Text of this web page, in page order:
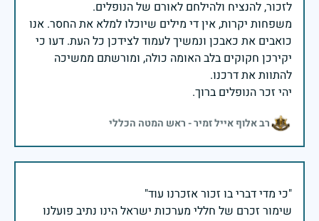
משפחות יקרות, אין די מילים שיוכלו למלא את החסר. אנו
כואבים את כאבכן ונמשיך לעמוד לצידכן כל העת. דעו כי
יקירכן חקוקים בלב האומה כולה, ומורשתם ממשיכה
יהי זכר הנופלים ברוך.
רב אלוף אייל זמיר - ראש המטה הכללי
שימור זכרם של חללי מערכות ישראל הינו נתיב פועלנו